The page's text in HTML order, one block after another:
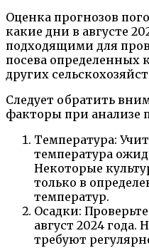
Оценка прогнозов
какие дни в августе
подходящими для
посева определенных
других
Следует обратить
факторы при анализе
Температура:
температура
Некоторые
только в
температур.
Осадки:
август 2024 года.
требуют